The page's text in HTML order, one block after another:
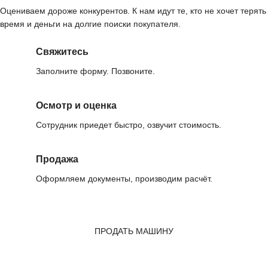
Оцениваем дороже конкурентов. К нам идут те, кто не хочет терять
время и деньги на долгие поиски покупателя.
Свяжитесь
Заполните форму. Позвоните.
Осмотр и оценка
Сотрудник приедет быстро, озвучит стоимость.
Продажа
Оформляем документы, производим расчёт.
ПРОДАТЬ МАШИНУ